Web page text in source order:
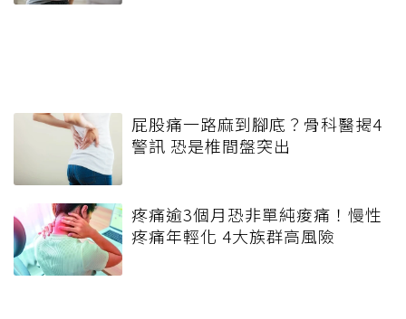
屁股痛一路麻到腳底？骨科醫揭4
警訊 恐是椎間盤突出
疼痛逾3個月恐非單純痠痛！慢性
疼痛年輕化 4大族群高風險